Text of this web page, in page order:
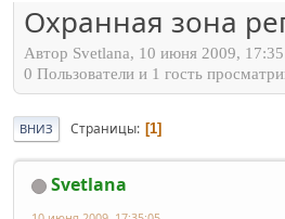
Охранная зона
Автор Svetlana, 10 июня 2009,
0 Пользователи и 1 гость
ВНИЗ Страницы 1
Svetlana